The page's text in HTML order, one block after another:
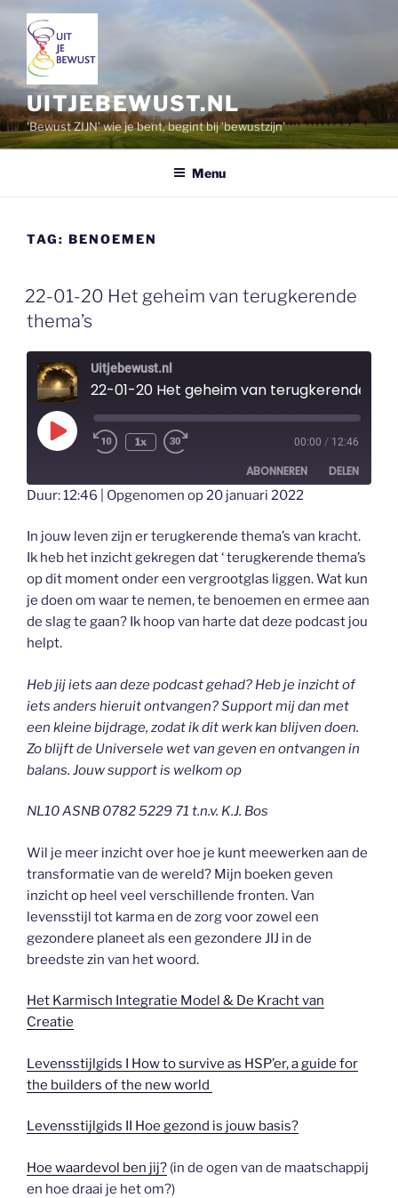
inhoud
UITJEBEWUST.NL
'Bewust ZIJN' wie je bent, begint bij 'bewustzijn'
Menu
TAG: BENOEMEN
22-01-20 Het geheim van terugkerende
thema’s
Uitjebewust.nl
Play
Episode
1x 00:00 / 12:46
ABONNEREN DELEN
RSS FEED
LINK
EMBED
Duur: 12:46 Opgenomen op 20 januari 2022
In jouw leven zijn er terugkerende thema’s van kracht.
Ik heb het inzicht gekregen dat ‘ terugkerende thema’s
op dit moment onder een vergrootglas liggen. Wat kun
je doen om waar te nemen, te benoemen en ermee aan
de slag te gaan? Ik hoop van harte dat deze podcast jou
helpt.
Heb jij iets aan deze podcast gehad? Heb je inzicht of
iets anders hieruit ontvangen? Support mij dan met
een kleine bijdrage, zodat ik dit werk kan blijven doen.
Zo blijft de Universele wet van geven en ontvangen in
balans. Jouw support is welkom op
NL10 ASNB 0782 5229 71 t.n.v. K.J. Bos
Wil je meer inzicht over hoe je kunt meewerken aan de
transformatie van de wereld? Mijn boeken geven
inzicht op heel veel verschillende fronten. Van
levensstijl tot karma en de zorg voor zowel een
gezondere planeet als een gezondere JIJ in de
breedste zin van het woord.
Het Karmisch Integratie Model & De Kracht van
Creatie
Levensstijlgids I How to survive as HSP’er, a guide for
the builders of the new world
Levensstijlgids II Hoe gezond is jouw basis?
Hoe waardevol ben jij? (in de ogen van de maatschappij
en hoe draai je het om?)